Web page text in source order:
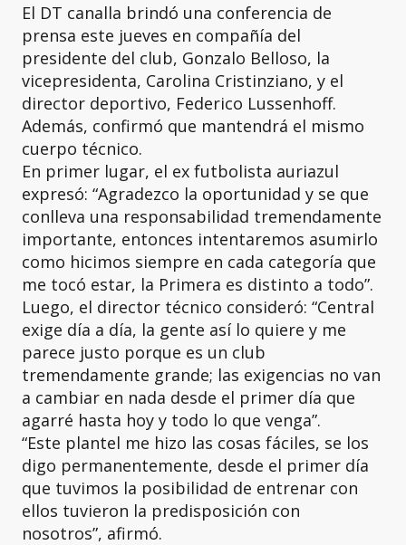
El DT canalla brindó una conferencia de
prensa este jueves en compañía del
presidente del club, Gonzalo Belloso, la
vicepresidenta, Carolina Cristinziano, y el
director deportivo, Federico Lussenhoff.
Además, confirmó que mantendrá el mismo
cuerpo técnico.
En primer lugar, el ex futbolista auriazul
expresó: “Agradezco la oportunidad y se que
conlleva una responsabilidad tremendamente
importante, entonces intentaremos asumirlo
como hicimos siempre en cada categoría que
me tocó estar, la Primera es distinto a todo”.
Luego, el director técnico consideró: “Central
exige día a día, la gente así lo quiere y me
parece justo porque es un club
tremendamente grande; las exigencias no van
a cambiar en nada desde el primer día que
agarré hasta hoy y todo lo que venga”.
“Este plantel me hizo las cosas fáciles, se los
digo permanentemente, desde el primer día
que tuvimos la posibilidad de entrenar con
ellos tuvieron la predisposición con
nosotros”, afirmó.